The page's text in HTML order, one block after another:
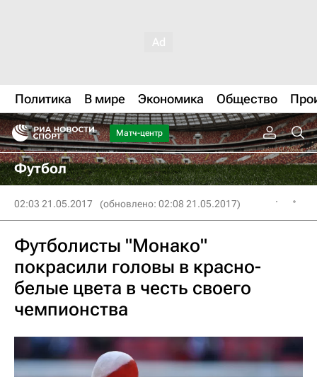
Политика В мире Экономика Общество
Матч-центр
Футбол
02:03 21.05.2017 (обновлено: 02:08 21.05.2017)
Футболисты "Монако"
покрасили головы в красно-
белые цвета в честь своего
чемпионства